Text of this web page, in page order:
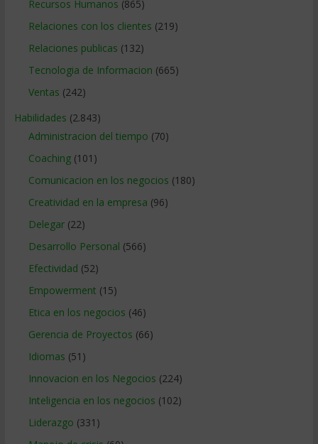
Recursos Humanos (865)
Relaciones con los clientes (219)
Relaciones publicas (132)
Tecnologia de Informacion (665)
Ventas (242)
Habilidades (2.843)
Administracion del tiempo (70)
Coaching(101)
Comunicacion en los negocios (180)
Creatividad en la empresa (96)
Delegar(22)
Desarrollo Personal (566)
Efectividad (52)
Empowerment (15)
Etica en los negocios (46)
Gerencia de Proyectos (66)
Idiomas (51)
Innovacion en los Negocios (224)
Inteligencia en los negocios (102)
Liderazgo (331)